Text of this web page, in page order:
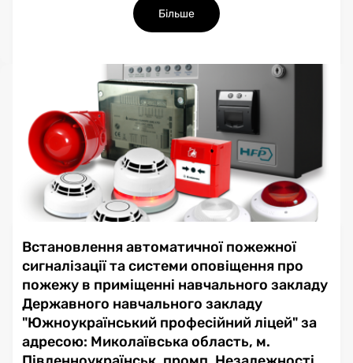
Більше
Встановлення автоматичної пожежної
сигналізації та системи оповіщення про
пожежу в приміщенні навчального закладу
Державного навчального закладу
"Южноукраїнський професійний ліцей" за
адресою: Миколаївська область, м.